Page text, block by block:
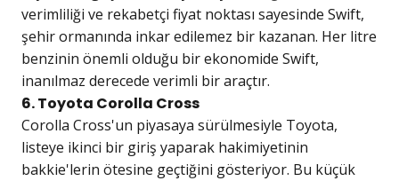
verimliliği ve rekabetçi fiyat noktası sayesinde Swift,
şehir ormanında inkar edilemez bir kazanan. Her litre
benzinin önemli olduğu bir ekonomide Swift,
inanılmaz derecede verimli bir araçtır.
6. Toyota Corolla Cross
Corolla Cross'un piyasaya sürülmesiyle Toyota,
listeye ikinci bir giriş yaparak hakimiyetinin
bakkie'lerin ötesine geçtiğini gösteriyor. Bu küçük